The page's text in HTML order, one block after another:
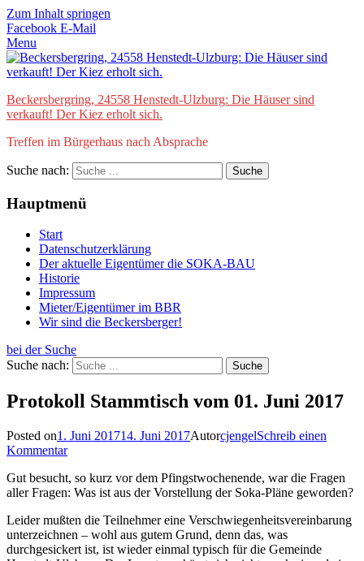
Zum Inhalt springen
Facebook E-Mail
Menu
Beckersbergring, 24558 Henstedt-Ulzburg: Die Häuser sind
verkauft! Der Kiez erholt sich.
Treffen im Bürgerhaus nach Absprache
Suche nach:
Hauptmenü
Start
Datenschutzerklärung
Der aktuelle Eigentümer die SOKA-BAU
Historie
Impressum
Mieter/Eigentümer im BBR
Wir sind die Beckersberger!
bei der Suche
Suche nach:
Protokoll Stammtisch vom 01. Juni 2017
Posted on1. Juni 201714. Juni 2017AutorcjengelSchreib einen
Kommentar
Gut besucht, so kurz vor dem Pfingstwochenende, war die Fragen
aller Fragen: Was ist aus der Vorstellung der Soka-Pläne geworden?
Leider mußten die Teilnehmer eine Verschwiegenheitsvereinbarung
unterzeichnen – wohl aus gutem Grund, denn das, was
durchgesickert ist, ist wieder einmal typisch für die Gemeinde